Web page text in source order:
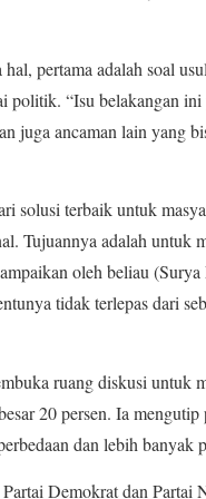
pertama adalah soal
“Isu belakangan
juga ancaman lain yang
solusi terbaik untuk
Tujuannya adalah untuk
oleh beliau (Surya
tidak terlepas dari
ruang diskusi untuk
20 persen. Ia
dan lebih banyak
Demokrat dan Partai